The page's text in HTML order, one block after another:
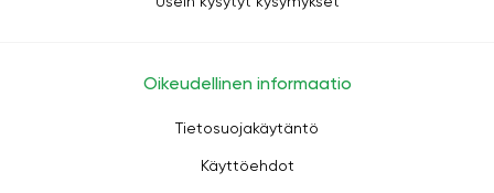
Oikeudellinen informaatio
Tietosuojakäytäntö
Käyttöehdot